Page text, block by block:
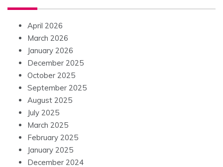
April 2026
March 2026
January 2026
December 2025
October 2025
September 2025
August 2025
July 2025
March 2025
February 2025
January 2025
December 2024